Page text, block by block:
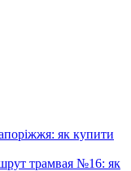
як купити
трамвая №16: як